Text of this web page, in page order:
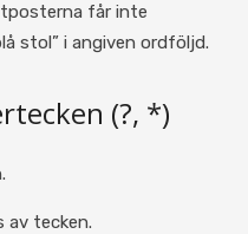
får inte
stol” i angiven ordföljd.
(?, *)
av tecken.